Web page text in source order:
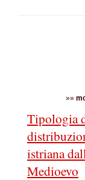
»»
Tipologia
istriana
Medioevo